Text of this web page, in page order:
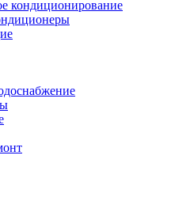
кондиционирование